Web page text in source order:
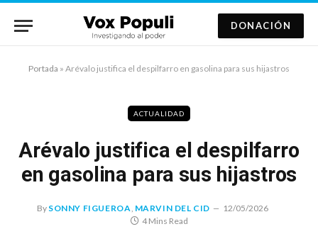
DONACIÓN
Portada » Arévalo justifica el despilfarro en gasolina para sus hijastros
ACTUALIDAD
Arévalo justifica el despilfarro
en gasolina para sus hijastros
By SONNY FIGUEROA, MARVIN DEL CID
12/05/2026
4 Mins Read